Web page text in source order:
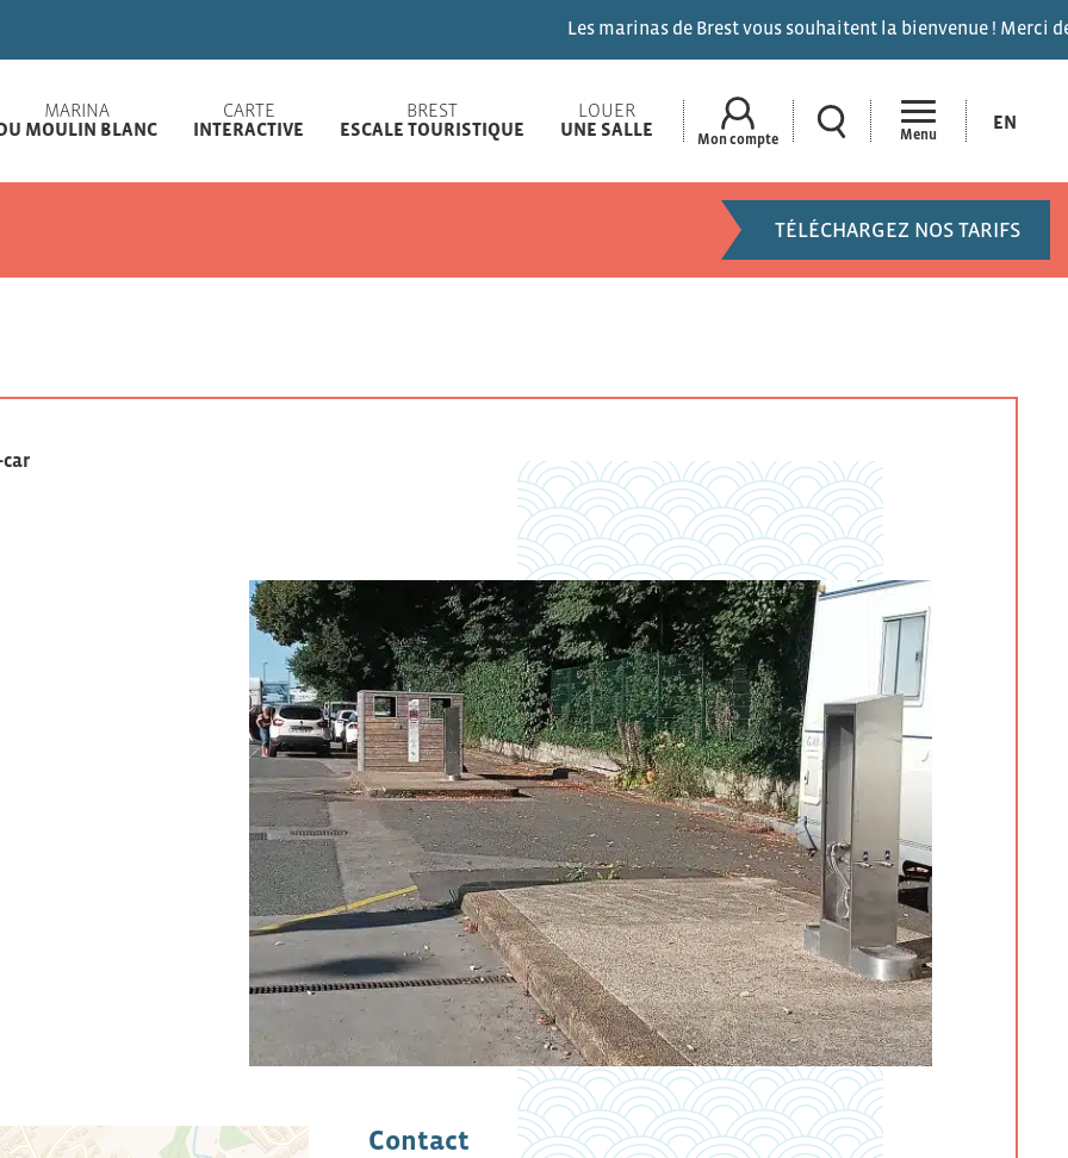
Les marinas de Brest vous souhaitent la bienvenue ! Merci de vous signaler
MARINA
MOULIN BLANC
CARTE
INTERACTIVE
BREST
ESCALE TOURISTIQUE
LOUER
UNE SALLE
Mon compte Menu
EN
TÉLÉCHARGEZ NOS TARIFS
Contact